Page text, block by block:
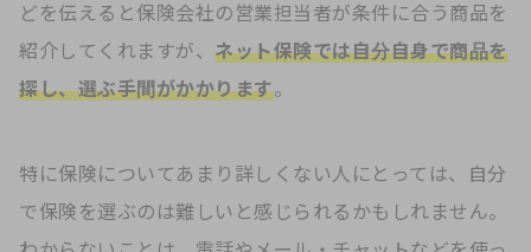
どを伝えると保険会社の営業担当者が条件に合う商品を
紹介してくれますが、 ネット保険では自分自身で商品を
探し、選ぶ手間がかかります。
特に保険についてあまり詳しくない人にとっては、自分
で保険を選ぶのは難しいと感じられるかもしれません。